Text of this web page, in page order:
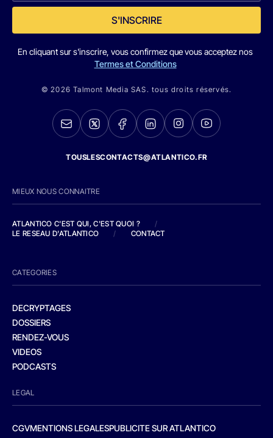
S'INSCRIRE
En cliquant sur s'inscrire, vous confirmez que vous acceptez nos
Termes et Conditions
© 2026 Talmont Media SAS. tous droits réservés.
TOUSLESCONTACTS@ATLANTICO.FR
MIEUX NOUS CONNAITRE
ATLANTICO C'EST QUI, C'EST QUOI ?
/
LE RESEAU D'ATLANTICO
/ CONTACT
CATEGORIES
DECRYPTAGES
DOSSIERS
RENDEZ-VOUS
VIDEOS
PODCASTS
LEGAL
CGVMENTIONS LEGALESPUBLICITE SUR ATLANTICO